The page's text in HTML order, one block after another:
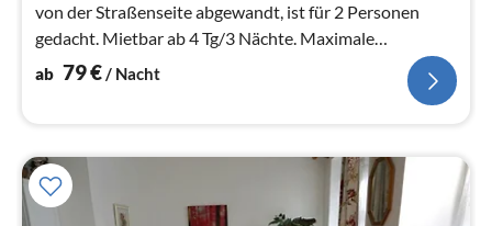
von der Straßenseite abgewandt, ist für 2 Personen
gedacht. Mietbar ab 4 Tg/3 Nächte. Maximale
Mietdauer ein halbes Jahr.
ab 79€/ Nacht